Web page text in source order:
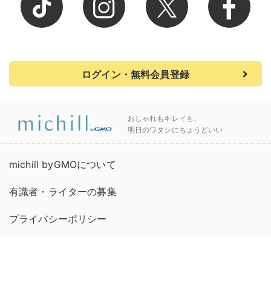
ログイン・無料会員登録
おしゃれもキレイも、
明日のワタシにちょうどいい
michill byGMOについて
有識者・ライターの募集
プライバシーポリシー